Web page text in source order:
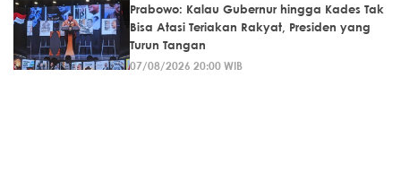
Prabowo: Kalau Gubernur hingga Kades Tak
Bisa Atasi Teriakan Rakyat, Presiden yang
Turun Tangan
07/08/2026 20:00 WIB